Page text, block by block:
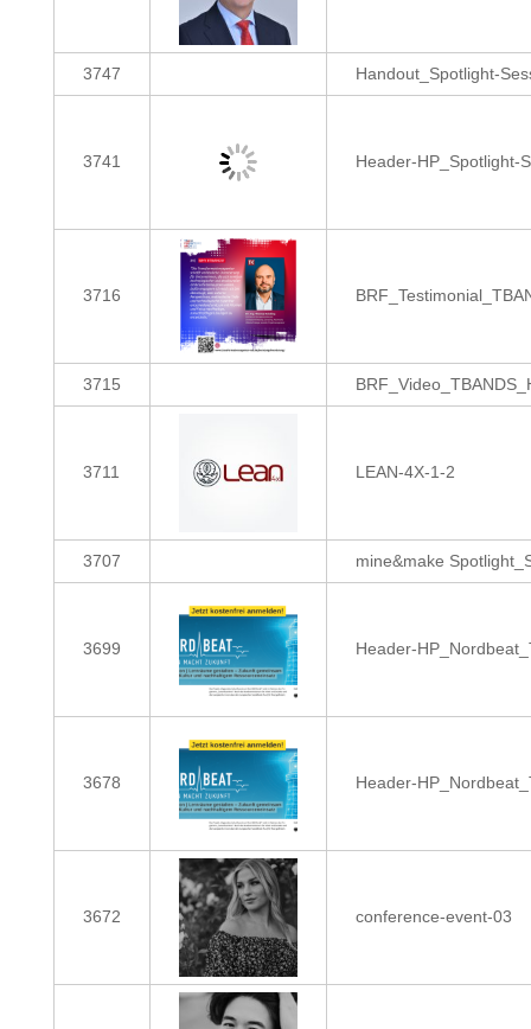
3747 Handout_Spotlight-
3741 Header-HP_Spotlight-
3716
3715
3711 LEAN-4X-1-2
3707 mine&make
3699 Header-
3678 Header-
3672 conference-event-03